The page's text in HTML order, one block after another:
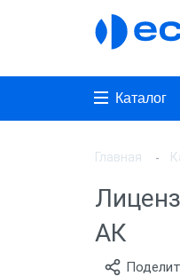
Каталог
Главная
АК